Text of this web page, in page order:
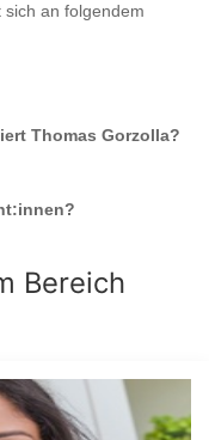
sich an folgendem
Thomas Gorzolla?
Bereich